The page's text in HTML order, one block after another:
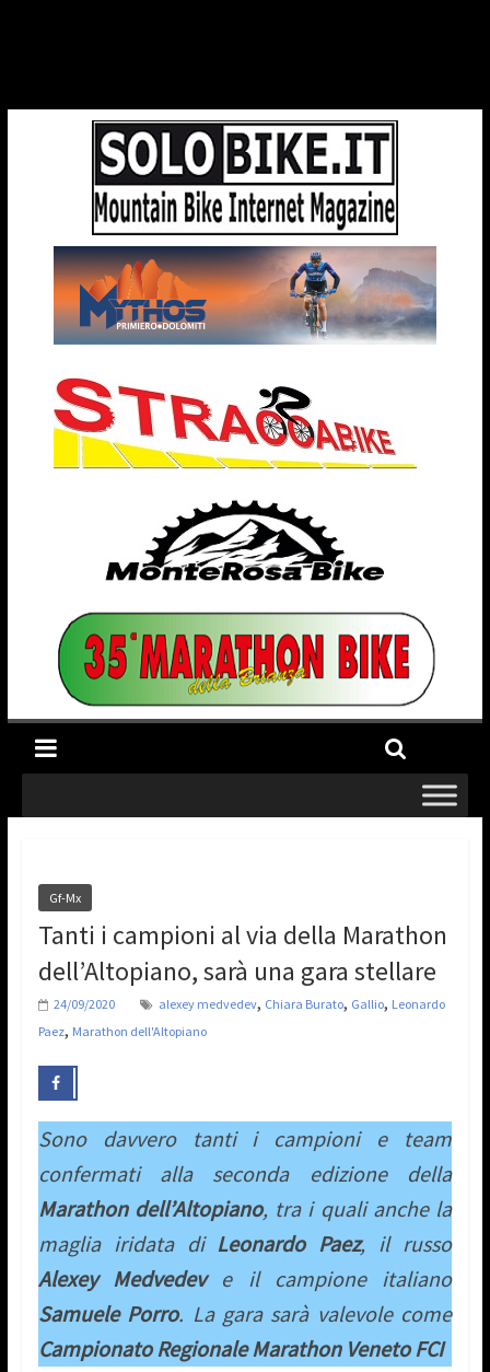
Gf-Mx
Tanti i campioni al via della Marathon
dell’Altopiano, sarà una gara stellare
24/09/2020 alexey medvedev, Chiara Burato, Gallio, Leonardo
Paez, Marathon dell'Altopiano
Sono davvero tanti i campioni e team
confermati alla seconda edizione della
Marathon dell’Altopiano, tra i quali anche la
maglia iridata di Leonardo Paez, il russo
Alexey Medvedeve il campione italiano
Samuele Porro. La gara sarà valevole come
Campionato Regionale Marathon Veneto FCI